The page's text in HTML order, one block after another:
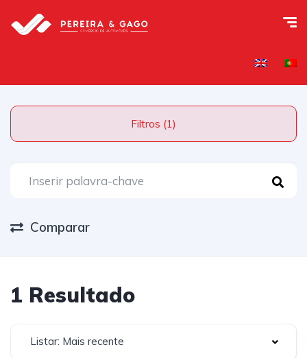
Filtros (1)
Comparar
1 Resultado
Listar: Mais recente
IVA DEDUTÍVEL